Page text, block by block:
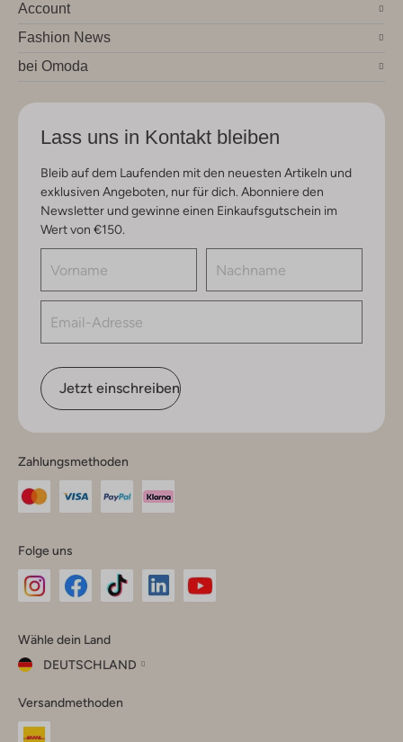
Account
Fashion News
bei Omoda
Lass uns in Kontakt bleiben
Bleib auf dem Laufenden mit den neuesten Artikeln und
exklusiven Angeboten, nur für dich. Abonniere den
Newsletter und gewinne einen Einkaufsgutschein im
Wert von €150.
Jetzt einschreiben
Zahlungsmethoden
Folge uns
Instagram
Facebook
TikTok
Wähle dein Land
DEUTSCHLAND
dein
Land
Versandmethoden